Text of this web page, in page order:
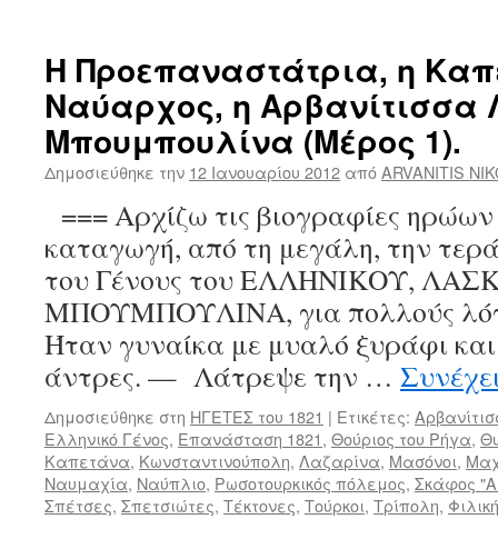
Η Προεπαναστάτρια, η
Ναύαρχος, η Αρβανίτισσα
Μπουμπουλίνα (Μέρος 1).
Δημοσιεύθηκε την 12 Ιανουαρίου 2012 απόARVANITIS
=== Αρχίζω τις βιογραφίες
καταγωγή, από τη μεγάλη, την
του Γένους του ΕΛΛΗΝΙΚΟΥ,
ΜΠΟΥΜΠΟΥΛΙΝΑ, για πολλούς
Ήταν γυναίκα με μυαλό ξυράφι
άντρες. — Λάτρεψε την …
Δημοσιεύθηκε στη ΗΓΕΤΕΣ του 1821 | Ετικέτες:
Ελληνικό Γένος, Επανάσταση 1821, Θούριος του Ρήγα,
Καπετάνα, Κωνσταντινούπολη, Λαζαρίνα, Μασόνοι,
Ναυμαχία, Ναύπλιο, Ρωσοτουρκικός πόλεμος, Σκάφος
Σπέτσες, Σπετσιώτες, Τέκτονες, Τούρκοι, Τρίπολη,